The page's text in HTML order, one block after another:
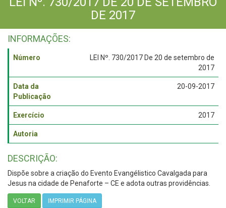
DE 2017
INFORMAÇÕES:
Número
LEI Nº. 730/2017 De 20 de setembro de
2017
Data da
Publicação
20-09-2017
Exercício 2017
Autoria
DESCRIÇÃO:
Dispõe sobre a criação do Evento Evangélistico Cavalgada para
Jesus na cidade de Penaforte – CE e adota outras providências.
VOLTAR IMPRIMIR PÁGINA